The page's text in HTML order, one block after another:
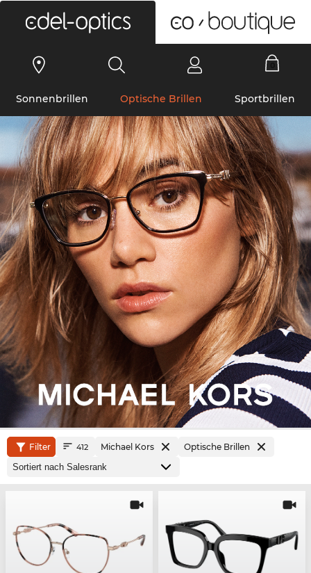
Sonnenbrillen Optische Brillen Sportbrillen
Filter 412 Michael Kors Optische Brillen